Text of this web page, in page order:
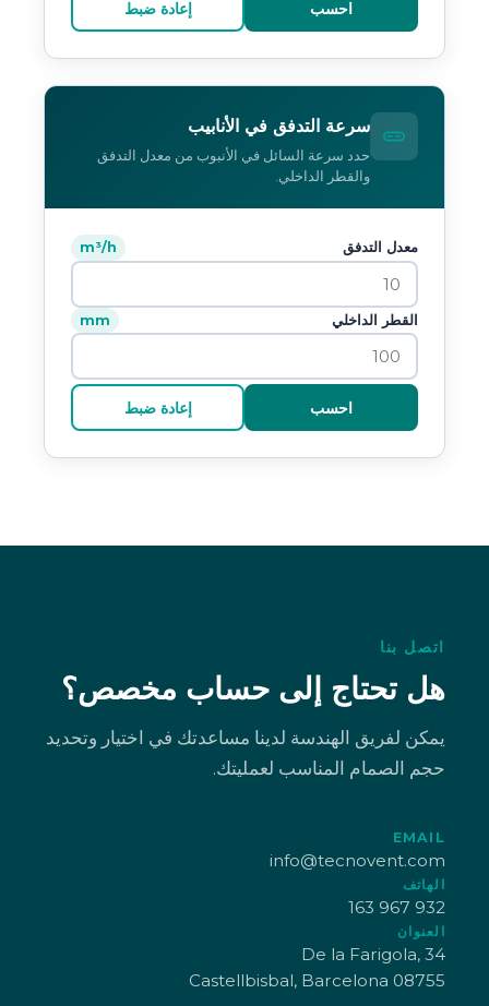
احسب إعادة ضبط
سرعة التدفق في الأنابيب
حدد سرعة السائل في الأنبوب من معدل التدفق
والقطر الداخلي.
معدل التدفق m³/h
القطر الداخلي mm
احسب إعادة ضبط
اتصل بنا
هل تحتاج إلى حساب مخصص؟
يمكن لفريق الهندسة لدينا مساعدتك في اختيار وتحديد
حجم الصمام المناسب لعمليتك.
EMAIL
info@tecnovent.com
الهاتف
932 967 163
العنوان
De la Farigola, 34
08755 Castellbisbal, Barcelona